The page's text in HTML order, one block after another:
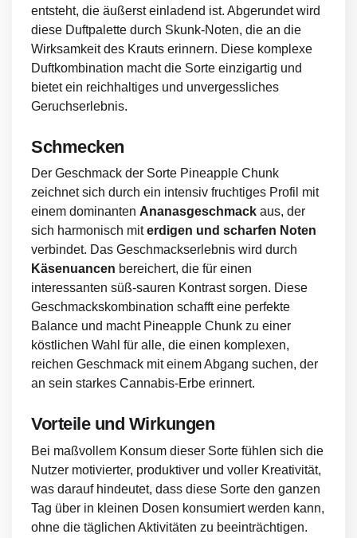
entsteht, die äußerst einladend ist. Abgerundet wird
diese Duftpalette durch Skunk-Noten, die an die
Wirksamkeit des Krauts erinnern. Diese komplexe
Duftkombination macht die Sorte einzigartig und
bietet ein reichhaltiges und unvergessliches
Geruchserlebnis.
Schmecken
Der Geschmack der Sorte Pineapple Chunk
zeichnet sich durch ein intensiv fruchtiges Profil mit
einem dominanten Ananasgeschmack aus, der
sich harmonisch miterdigen und scharfen Noten
verbindet. Das Geschmackserlebnis wird durch
Käsenuancen bereichert, die für einen
interessanten süß-sauren Kontrast sorgen. Diese
Geschmackskombination schafft eine perfekte
Balance und macht Pineapple Chunk zu einer
köstlichen Wahl für alle, die einen komplexen,
reichen Geschmack mit einem Abgang suchen, der
an sein starkes Cannabis-Erbe erinnert.
Vorteile und Wirkungen
Bei maßvollem Konsum dieser Sorte fühlen sich die
Nutzer motivierter, produktiver und voller Kreativität,
was darauf hindeutet, dass diese Sorte den ganzen
Tag über in kleinen Dosen konsumiert werden kann,
ohne die täglichen Aktivitäten zu beeinträchtigen.